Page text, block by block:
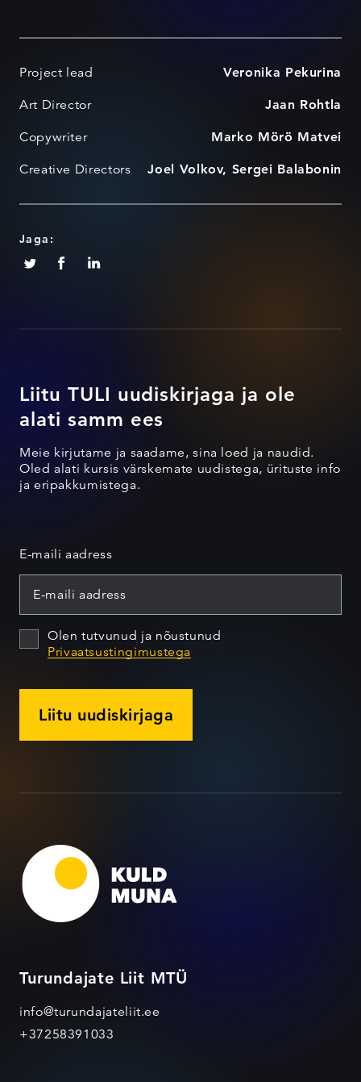
Project lead Veronika Pekurina
Art Director Jaan Rohtla
Copywriter Marko Mörö Matvei
Creative Directors Joel Volkov, Sergei Balabonin
Jaga:
Liitu TULI uudiskirjaga ja ole
alati samm ees
Meie kirjutame ja saadame, sina loed ja naudid.
Oled alati kursis värskemate uudistega, ürituste info
ja eripakkumistega.
E-maili aadress
Olen tutvunud ja nõustunud
Privaatsustingimustega
Liitu uudiskirjaga
Turundajate Liit MTÜ
info@turundajateliit.ee
+37258391033